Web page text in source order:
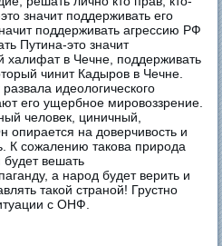
значит поддерживать его
поддерживать агрессию РФ
Путина-это значит
халифат в Чечне, поддерживать
чинит Кадыров в Чечне.
идеологического
его ущербное мировоззрение.
человек, циничный,
опирается на доверчивость и
К сожалению такова природа
будет вешать
а народ будет верить и
такой страной! Грустно
с ОНФ.